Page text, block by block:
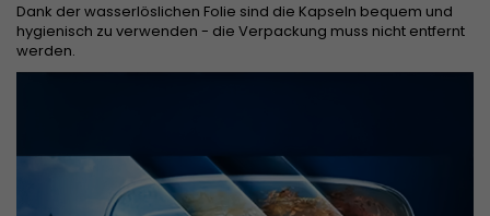
Dank der wasserlöslichen Folie sind die Kapseln bequem und
hygienisch zu verwenden - die Verpackung muss nicht entfernt
werden.